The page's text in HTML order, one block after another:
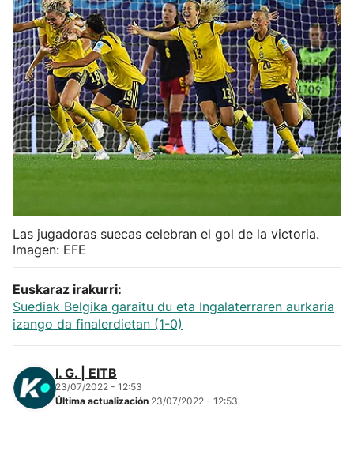
Herri-kirolak
Balonmano
Kirolak 360
Atletismo
Más deportes
"Helmuga"
Las jugadoras suecas celebran el gol de la victoria.
Imagen: EFE
Euskaraz irakurri:
Suediak Belgika garaitu du eta Ingalaterraren aurkaria
izango da finalerdietan (1-0)
I. G. | EITB
23/07/2022 - 12:53
Última actualización 23/07/2022 - 12:53